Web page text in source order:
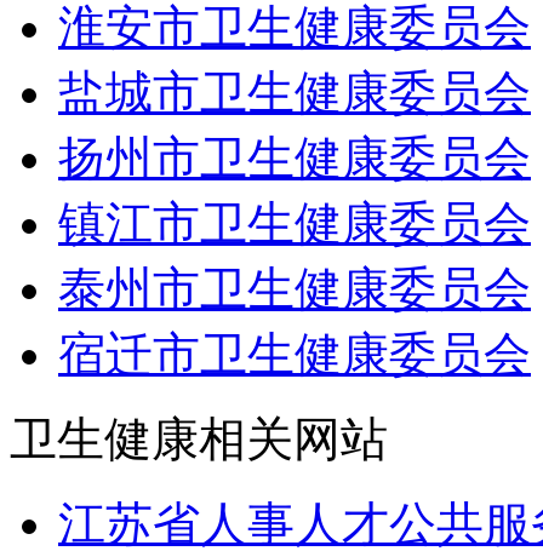
淮安市卫生健康委员会
盐城市卫生健康委员会
扬州市卫生健康委员会
镇江市卫生健康委员会
泰州市卫生健康委员会
宿迁市卫生健康委员会
卫生健康相关网站
江苏省人事人才公共服